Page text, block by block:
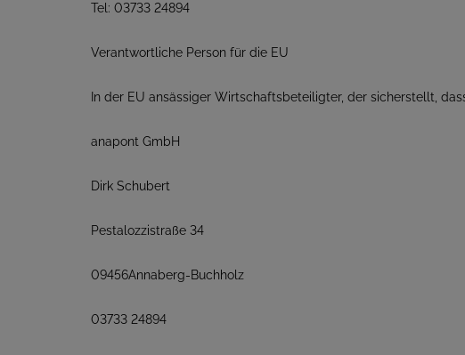
Tel: 03733 24894
Verantwortliche Person für die EU
In der EU ansässiger Wirtschaftsbeteiligter, der sicherstellt,
anapont GmbH
Dirk Schubert
Pestalozzistraße 34
09456Annaberg-Buchholz
03733 24894